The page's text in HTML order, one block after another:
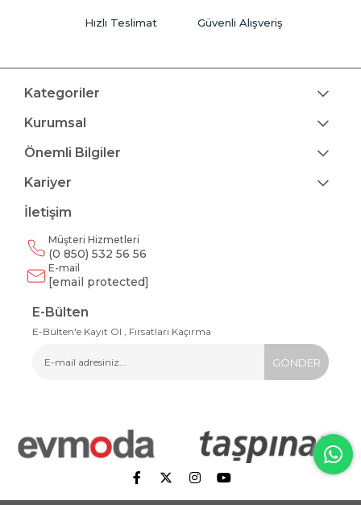
Hızlı Teslimat Güvenli Alışveriş
Kategoriler
Kurumsal
Önemli Bilgiler
Kariyer
İletişim
Müşteri Hizmetleri
(0 850) 532 56 56
E-mail
[email protected]
E-Bülten
E-Bülten'e Kayıt Ol , Fırsatları Kaçırma
GÖNDER